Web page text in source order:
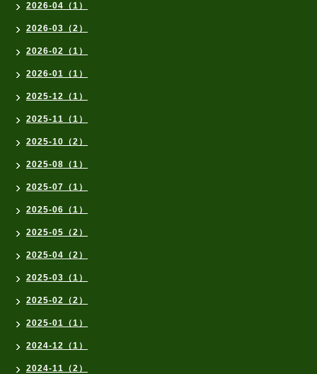
2026-04（1）
2026-03（2）
2026-02（1）
2026-01（1）
2025-12（1）
2025-11（1）
2025-10（2）
2025-08（1）
2025-07（1）
2025-06（1）
2025-05（2）
2025-04（2）
2025-03（1）
2025-02（2）
2025-01（1）
2024-12（1）
2024-11（2）